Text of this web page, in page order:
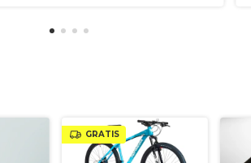
GRATIS